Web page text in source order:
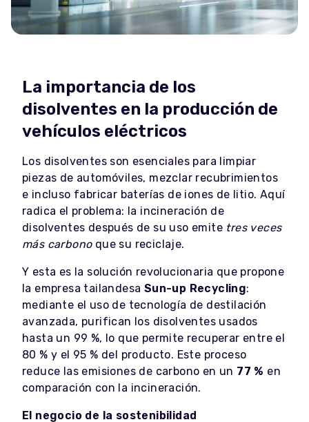
La importancia de los
disolventes en la producción de
vehículos eléctricos
Los disolventes son esenciales para limpiar
piezas de automóviles, mezclar recubrimientos
e incluso fabricar baterías de iones de litio. Aquí
radica el problema: la incineración de
disolventes después de su uso emite tres veces
más carbonoque su reciclaje.
Y esta es la solución revolucionaria que propone
la empresa tailandesa Sun-up Recycling:
mediante el uso de tecnología de destilación
avanzada, purifican los disolventes usados
hasta un 99 %, lo que permite recuperar entre el
80 % y el 95 % del producto. Este proceso
reduce las emisiones de carbono en un 77 % en
comparación con la incineración.
El negocio de la sostenibilidad